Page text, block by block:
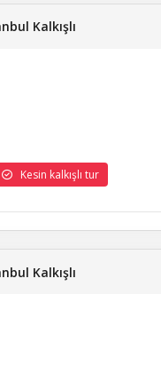
Kalkışlı
Kesin kalkışlı tur
Kalkışlı